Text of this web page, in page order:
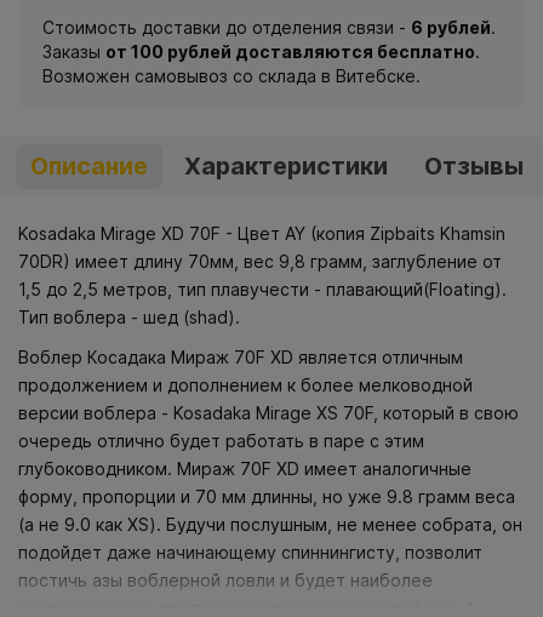
Стоимость доставки до отделения связи - 6 рублей.
Заказы от 100 рублей доставляются бесплатно.
Возможен самовывоз со склада в Витебске.
Описание Характеристики Отзывы
Kosadaka Mirage XD 70F - Цвет AY (копия Zipbaits Khamsin
70DR) имеет длину 70мм, вес 9,8 грамм, заглубление от
1,5 до 2,5 метров, тип плавучести - плавающий(Floating).
Тип воблера - шед (shad).
Воблер Косадака Мираж 70F XD является отличным
продолжением и дополнением к более мелководной
версии воблера - Kosadaka Mirage XS 70F, который в свою
очередь отлично будет работать в паре с этим
глубоководником. Мираж 70F XD имеет аналогичные
форму, пропорции и 70 мм длинны, но уже 9.8 грамм веса
(а не 9.0 как XS). Будучи послушным, не менее собрата, он
подойдет даже начинающему спиннингисту, позволит
постичь азы воблерной ловли и будет наиболее